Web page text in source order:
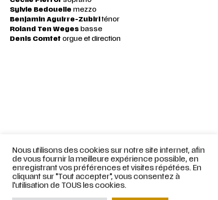
Sylvie Bedouelle mezzo
Benjamin Aguirre-Zubiriténor
Roland Ten Wegesbasse
Denis Comtet orgue et direction
Nous utilisons des cookies sur notre site internet, afin
de vous fournir la meilleure expérience possible, en
enregistrant vos préférences et visites répétées. En
cliquant sur "Tout accepter", vous consentez à
l'utilisation de TOUS les cookies.